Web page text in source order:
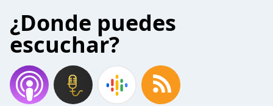
¿Donde puedes
escuchar?